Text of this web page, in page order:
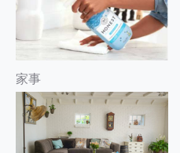
家事